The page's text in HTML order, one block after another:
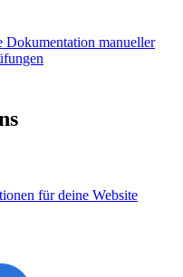
Dokumentation manueller
für deine Website